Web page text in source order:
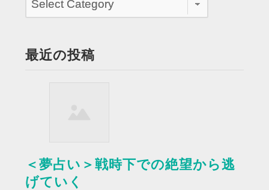
最近の投稿
＜夢占い＞戦時下での絶望から逃
げていく